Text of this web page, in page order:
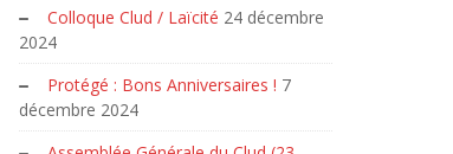
Colloque Clud / Laïcité 24 décembre
2024
Protégé : Bons Anniversaires ! 7
décembre 2024